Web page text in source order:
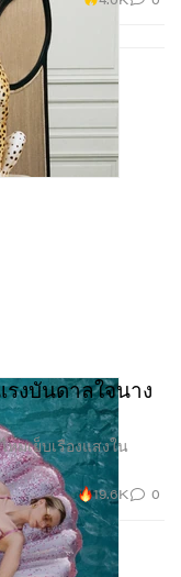
งบันดาลใจนาง
มเย็บเรืองแสงใน
19.6K 0